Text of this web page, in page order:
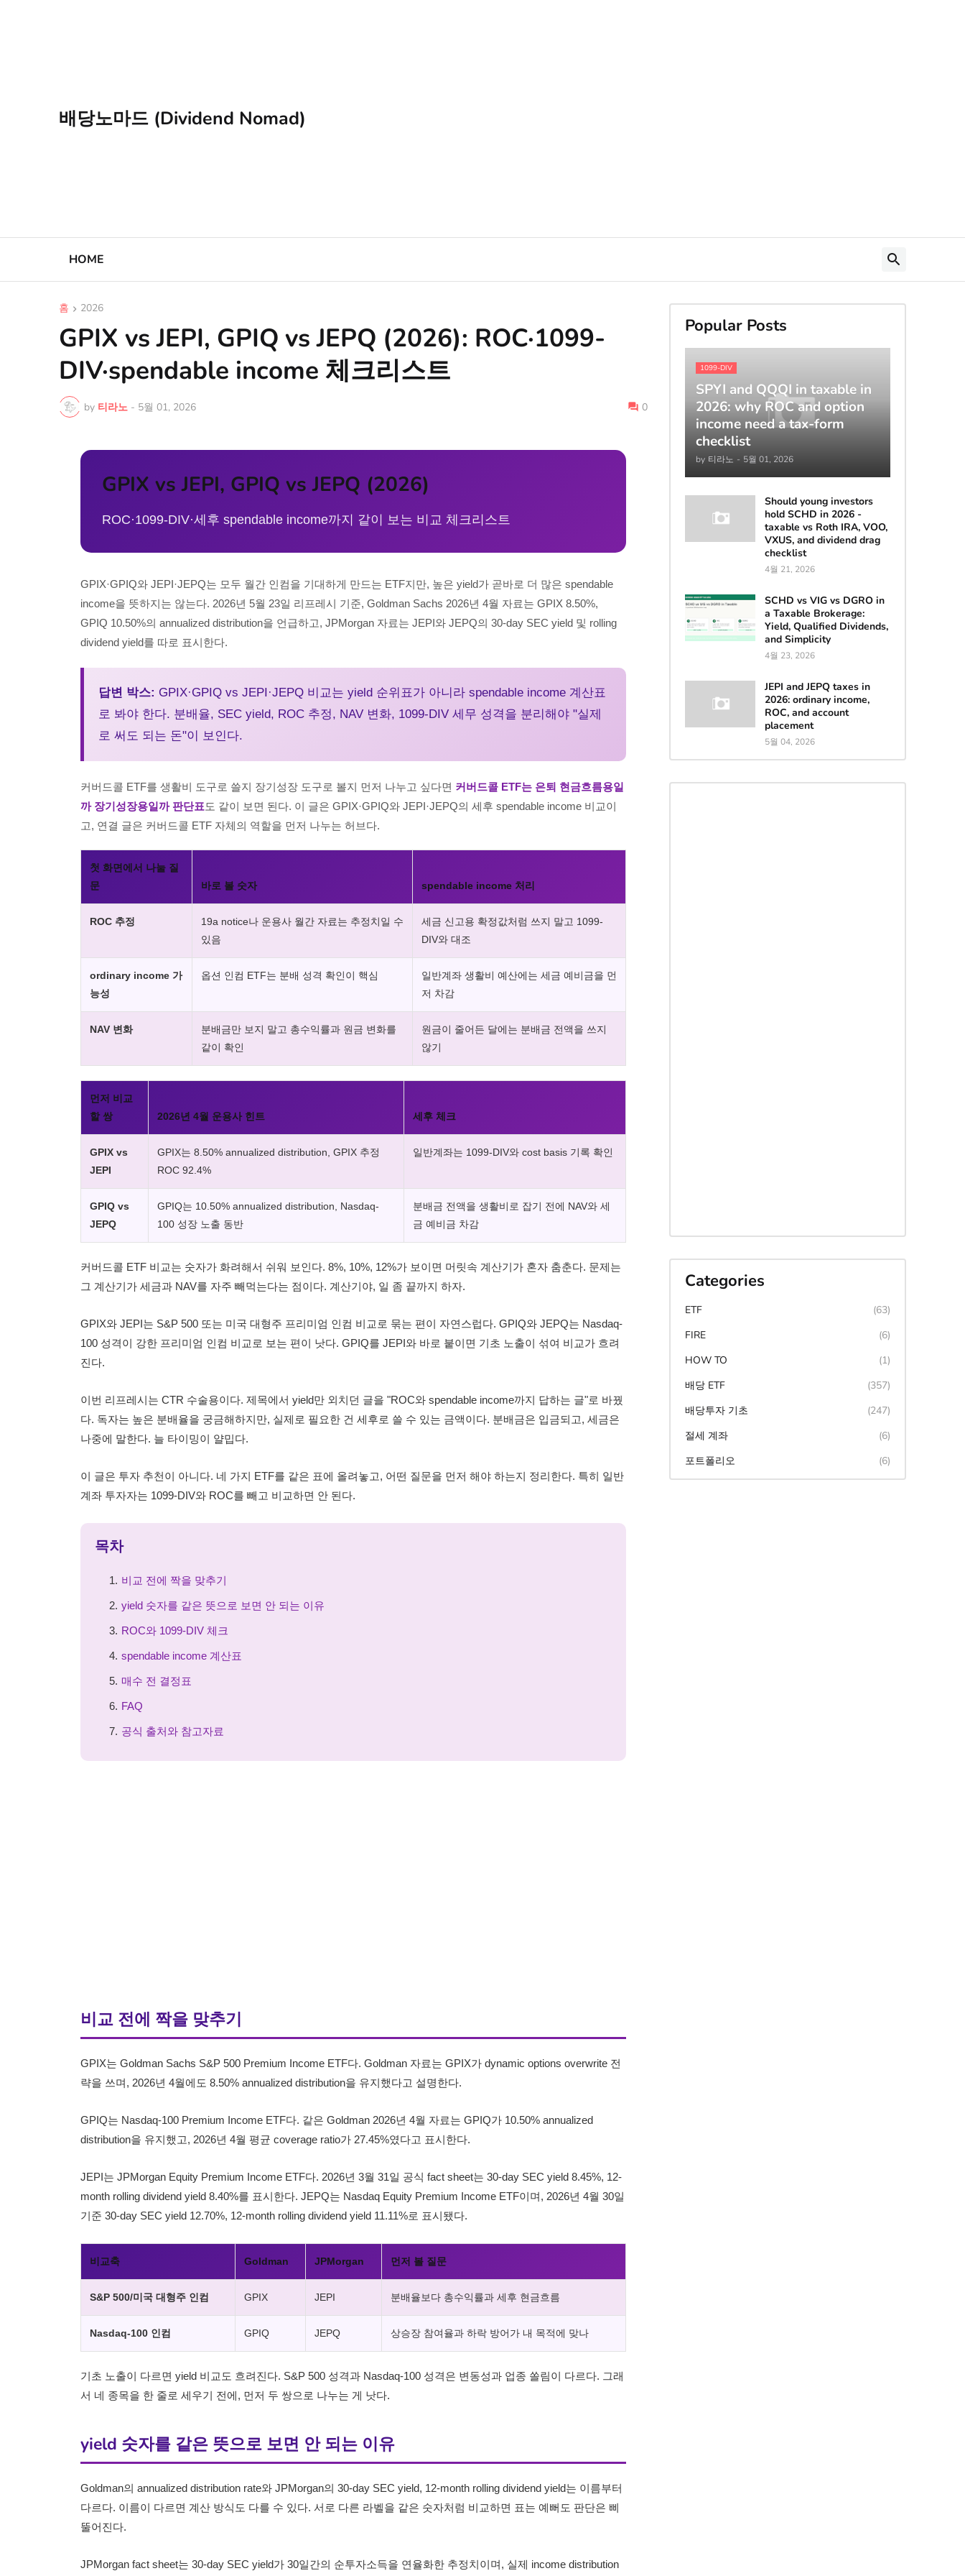
배당노마드 (Dividend Nomad)
HOME
홈 2026
GPIX vs JEPI, GPIQ vs JEPQ (2026): ROC·1099-
DIV·spendable income 체크리스트
by 티라노 - 5월 01, 2026 0
GPIX vs JEPI, GPIQ vs JEPQ (2026)
ROC·1099-DIV·세후 spendable income까지 같이 보는 비교 체크리스트
GPIX·GPIQ와 JEPI·JEPQ는 모두 월간 인컴을 기대하게 만드는 ETF지만, 높은 yield가 곧바로 더 많은 spendable
income을 뜻하지는 않는다. 2026년 5월 23일 리프레시 기준, Goldman Sachs 2026년 4월 자료는 GPIX 8.50%,
GPIQ 10.50%의 annualized distribution을 언급하고, JPMorgan 자료는 JEPI와 JEPQ의 30-day SEC yield 및 rolling
dividend yield를 따로 표시한다.
답변 박스: GPIX·GPIQ vs JEPI·JEPQ 비교는 yield 순위표가 아니라 spendable income 계산표
로 봐야 한다. 분배율, SEC yield, ROC 추정, NAV 변화, 1099-DIV 세무 성격을 분리해야 "실제
로 써도 되는 돈"이 보인다.
커버드콜 ETF를 생활비 도구로 쓸지 장기성장 도구로 볼지 먼저 나누고 싶다면 커버드콜 ETF는 은퇴 현금흐름용일
까 장기성장용일까 판단표도 같이 보면 된다. 이 글은 GPIX·GPIQ와 JEPI·JEPQ의 세후 spendable income 비교이
고, 연결 글은 커버드콜 ETF 자체의 역할을 먼저 나누는 허브다.
첫 화면에서 나눌 질
문
바로 볼 숫자 spendable income 처리
ROC 추정
19a notice나 운용사 월간 자료는 추정치일 수
있음
세금 신고용 확정값처럼 쓰지 말고 1099-
DIV와 대조
ordinary income 가
능성
옵션 인컴 ETF는 분배 성격 확인이 핵심
일반계좌 생활비 예산에는 세금 예비금을 먼
저 차감
NAV 변화
분배금만 보지 말고 총수익률과 원금 변화를
같이 확인
원금이 줄어든 달에는 분배금 전액을 쓰지
않기
먼저 비교
할 쌍
2026년 4월 운용사 힌트 세후 체크
GPIX vs
JEPI
GPIX는 8.50% annualized distribution, GPIX 추정
ROC 92.4%
일반계좌는 1099-DIV와 cost basis 기록 확인
GPIQ vs
JEPQ
GPIQ는 10.50% annualized distribution, Nasdaq-
100 성장 노출 동반
분배금 전액을 생활비로 잡기 전에 NAV와 세
금 예비금 차감
커버드콜 ETF 비교는 숫자가 화려해서 쉬워 보인다. 8%, 10%, 12%가 보이면 머릿속 계산기가 혼자 춤춘다. 문제는
그 계산기가 세금과 NAV를 자주 빼먹는다는 점이다. 계산기야, 일 좀 끝까지 하자.
GPIX와 JEPI는 S&P 500 또는 미국 대형주 프리미엄 인컴 비교로 묶는 편이 자연스럽다. GPIQ와 JEPQ는 Nasdaq-
100 성격이 강한 프리미엄 인컴 비교로 보는 편이 낫다. GPIQ를 JEPI와 바로 붙이면 기초 노출이 섞여 비교가 흐려
진다.
이번 리프레시는 CTR 수술용이다. 제목에서 yield만 외치던 글을 "ROC와 spendable income까지 답하는 글"로 바꿨
다. 독자는 높은 분배율을 궁금해하지만, 실제로 필요한 건 세후로 쓸 수 있는 금액이다. 분배금은 입금되고, 세금은
나중에 말한다. 늘 타이밍이 얄밉다.
이 글은 투자 추천이 아니다. 네 가지 ETF를 같은 표에 올려놓고, 어떤 질문을 먼저 해야 하는지 정리한다. 특히 일반
계좌 투자자는 1099-DIV와 ROC를 빼고 비교하면 안 된다.
목차
비교 전에 짝을 맞추기
yield 숫자를 같은 뜻으로 보면 안 되는 이유
ROC와 1099-DIV 체크
spendable income 계산표
매수 전 결정표
FAQ
공식 출처와 참고자료
비교 전에 짝을 맞추기
GPIX는 Goldman Sachs S&P 500 Premium Income ETF다. Goldman 자료는 GPIX가 dynamic options overwrite 전
략을 쓰며, 2026년 4월에도 8.50% annualized distribution을 유지했다고 설명한다.
GPIQ는 Nasdaq-100 Premium Income ETF다. 같은 Goldman 2026년 4월 자료는 GPIQ가 10.50% annualized
distribution을 유지했고, 2026년 4월 평균 coverage ratio가 27.45%였다고 표시한다.
JEPI는 JPMorgan Equity Premium Income ETF다. 2026년 3월 31일 공식 fact sheet는 30-day SEC yield 8.45%, 12-
month rolling dividend yield 8.40%를 표시한다. JEPQ는 Nasdaq Equity Premium Income ETF이며, 2026년 4월 30일
기준 30-day SEC yield 12.70%, 12-month rolling dividend yield 11.11%로 표시됐다.
비교축 Goldman JPMorgan 먼저 볼 질문
S&P 500/미국 대형주 인컴 GPIX JEPI 분배율보다 총수익률과 세후 현금흐름
Nasdaq-100 인컴 GPIQ JEPQ 상승장 참여율과 하락 방어가 내 목적에 맞나
기초 노출이 다르면 yield 비교도 흐려진다. S&P 500 성격과 Nasdaq-100 성격은 변동성과 업종 쏠림이 다르다. 그래
서 네 종목을 한 줄로 세우기 전에, 먼저 두 쌍으로 나누는 게 낫다.
yield 숫자를 같은 뜻으로 보면 안 되는 이유
Goldman의 annualized distribution rate와 JPMorgan의 30-day SEC yield, 12-month rolling dividend yield는 이름부터
다르다. 이름이 다르면 계산 방식도 다를 수 있다. 서로 다른 라벨을 같은 숫자처럼 비교하면 표는 예뻐도 판단은 삐
뚤어진다.
JPMorgan fact sheet는 30-day SEC yield가 30일간의 순투자소득을 연율화한 추정치이며, 실제 income distribution
Popular Posts
1099-DIV
SPYI and QQQI in taxable in
2026: why ROC and option
income need a tax-form
checklist
by 티라노 - 5월 01, 2026
Should young investors
hold SCHD in 2026 -
taxable vs Roth IRA, VOO,
VXUS, and dividend drag
checklist
4월 21, 2026
SCHD vs VIG vs DGRO in
a Taxable Brokerage:
Yield, Qualified Dividends,
and Simplicity
4월 23, 2026
JEPI and JEPQ taxes in
2026: ordinary income,
ROC, and account
placement
5월 04, 2026
Categories
ETF
(63)
FIRE
(6)
HOW TO
(1)
배당 ETF
(357)
배당투자 기초
(247)
절세 계좌
(6)
포트폴리오
(6)